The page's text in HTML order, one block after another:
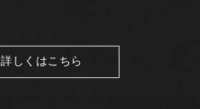
詳しくはこちら